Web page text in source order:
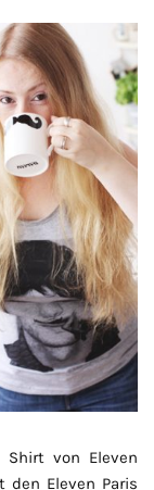
von Eleven
den Eleven Paris